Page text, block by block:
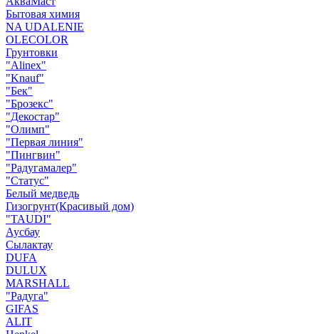
Бытовая химия
NA UDALENIE
OLECOLOR
Грунтовки
"Alinex"
"Knauf"
"Бек"
"Брозекс"
"Декостар"
"Олимп"
"Первая линия"
"Пингвин"
"Радугамалер"
"Статус"
Белый медведь
Гизогрунт(Красивый дом)
"TAUDI"
Аусбау
Сылактау
DUFA
DULUX
MARSHALL
"Радуга"
GIFAS
ALIT